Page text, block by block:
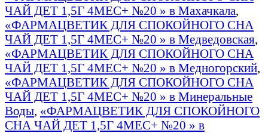
ЧАЙ ДЕТ 1,5Г 4МЕС+ №20 » в Махачкала,
«ФАРМАЦВЕТИК ДЛЯ СПОКОЙНОГО СНА
ЧАЙ ДЕТ 1,5Г 4МЕС+ №20 » в Медведовская,
«ФАРМАЦВЕТИК ДЛЯ СПОКОЙНОГО СНА
ЧАЙ ДЕТ 1,5Г 4МЕС+ №20 » в Медногорский,
«ФАРМАЦВЕТИК ДЛЯ СПОКОЙНОГО СНА
ЧАЙ ДЕТ 1,5Г 4МЕС+ №20 » в Минеральные
Воды, «ФАРМАЦВЕТИК ДЛЯ СПОКОЙНОГО
СНА ЧАЙ ДЕТ 1,5Г 4МЕС+ №20 » в